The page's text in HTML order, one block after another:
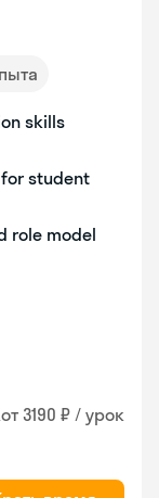
skills
for student
role model
от 3190 ₽ / урок